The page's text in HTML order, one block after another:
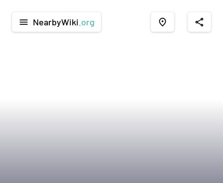
menu NearbyWiki .org place share